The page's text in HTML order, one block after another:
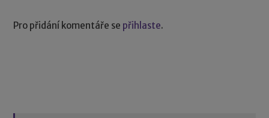
Pro přidání komentáře se přihlaste.